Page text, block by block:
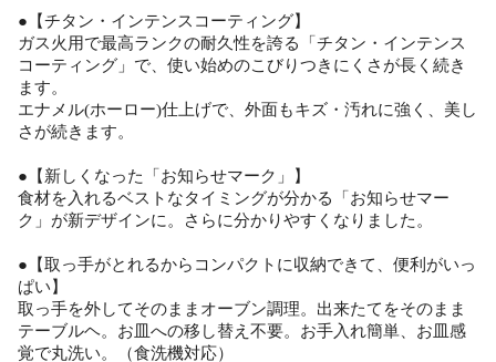
●【チタン・インテンスコーティング】
ガス火用で最高ランクの耐久性を誇る「チタン・インテンス
コーティング」で、使い始めのこびりつきにくさが長く続き
ます。
エナメル(ホーロー)仕上げで、外面もキズ・汚れに強く、美し
さが続きます。
●【新しくなった「お知らせマーク」】
食材を入れるベストなタイミングが分かる「お知らせマー
ク」が新デザインに。さらに分かりやすくなりました。
●【取っ手がとれるからコンパクトに収納できて、便利がいっ
ぱい】
取っ手を外してそのままオーブン調理。出来たてをそのまま
テーブルヘ。お皿への移し替え不要。お手入れ簡単、お皿感
覚で丸洗い。（食洗機対応）